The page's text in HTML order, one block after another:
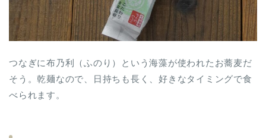
つなぎに布乃利（ふのり）という海藻が使われたお蕎麦だ
そう。乾麺なので、日持ちも長く、好きなタイミングで食
べられます。